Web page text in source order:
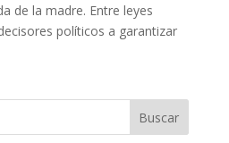
de la madre. Entre leyes
políticos a garantizar
Buscar